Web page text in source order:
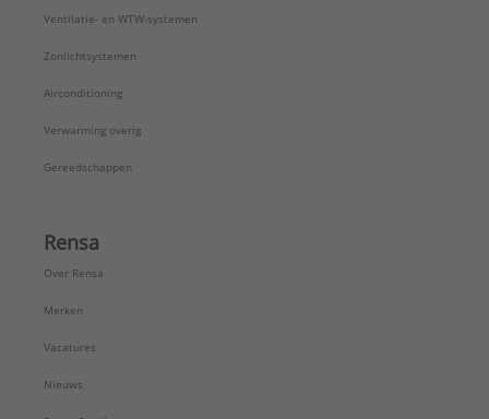
Ventilatie- en WTW-systemen
Zonlichtsystemen
Airconditioning
Verwarming overig
Gereedschappen
Rensa
Over Rensa
Merken
Vacatures
Nieuws